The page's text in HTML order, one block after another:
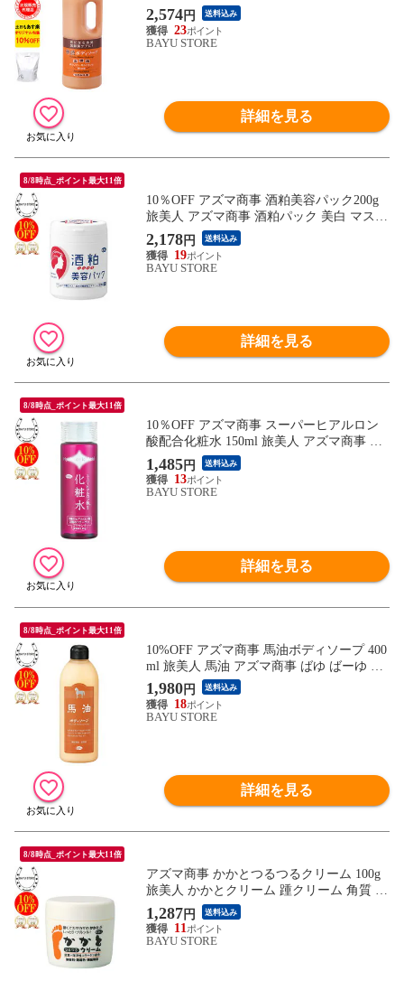
体臭 ボディソープ 旅美人 柿渋シリーズ ア
ズマ商事体臭 アズマ商事柿渋 詰替用 詰め
替え 加齢臭対策 男性 女性 柿渋ボディソー
2,574円 送料込み
23
BAYU STORE
詳細を見る
8/8時点_ポイント最大11倍
10％OFF アズマ商事 酒粕美容パック200g
旅美人 アズマ商事 酒粕パック 美白 マスク
洗い流しタイプ アズマ商事パック 酒粕 旅
美人パック 美白 アズマ商事美白 酒粕パッ
ク アズマ商事美白パック 顔パック くすみ
2,178円 送料込み
19
BAYU STORE
詳細を見る
8/8時点_ポイント最大11倍
10％OFF アズマ商事 スーパーヒアルロン
酸配合化粧水 150ml 旅美人 アズマ商事 化
粧水 プラセンタ スキンケア 乾燥肌 敏感肌
アズマ商事化粧水 旅美人化粧水 ヒアルロ
ン酸 化粧水 保湿 化粧水 ヒアルロン酸化粧
1,485円 送料込み
13
BAYU STORE
詳細を見る
8/8時点_ポイント最大11倍
10%OFF アズマ商事 馬油ボディソープ 400
ml 旅美人 馬油 アズマ商事 ばゆ ばーゆ ボ
ディソープ アズマ商事ボディソープ 馬油
シリーズ 旅美人馬油 旅美人ボディソープ
ミニサイズ 馬油 バーユ バユ アズマ商事馬
1,980円 送料込み
18
BAYU STORE
詳細を見る
8/8時点_ポイント最大11倍
アズマ商事 かかとつるつるクリーム 100g
旅美人 かかとクリーム 踵クリーム 角質 角
質除去 かかとクリーム かかと 踵 クリーム
保湿クリーム フットクリーム かかとケア
踵 肘 膝クリーム 旅美人 アズマ商事かかと
1,287 円 送料込み
11
BAYU STORE